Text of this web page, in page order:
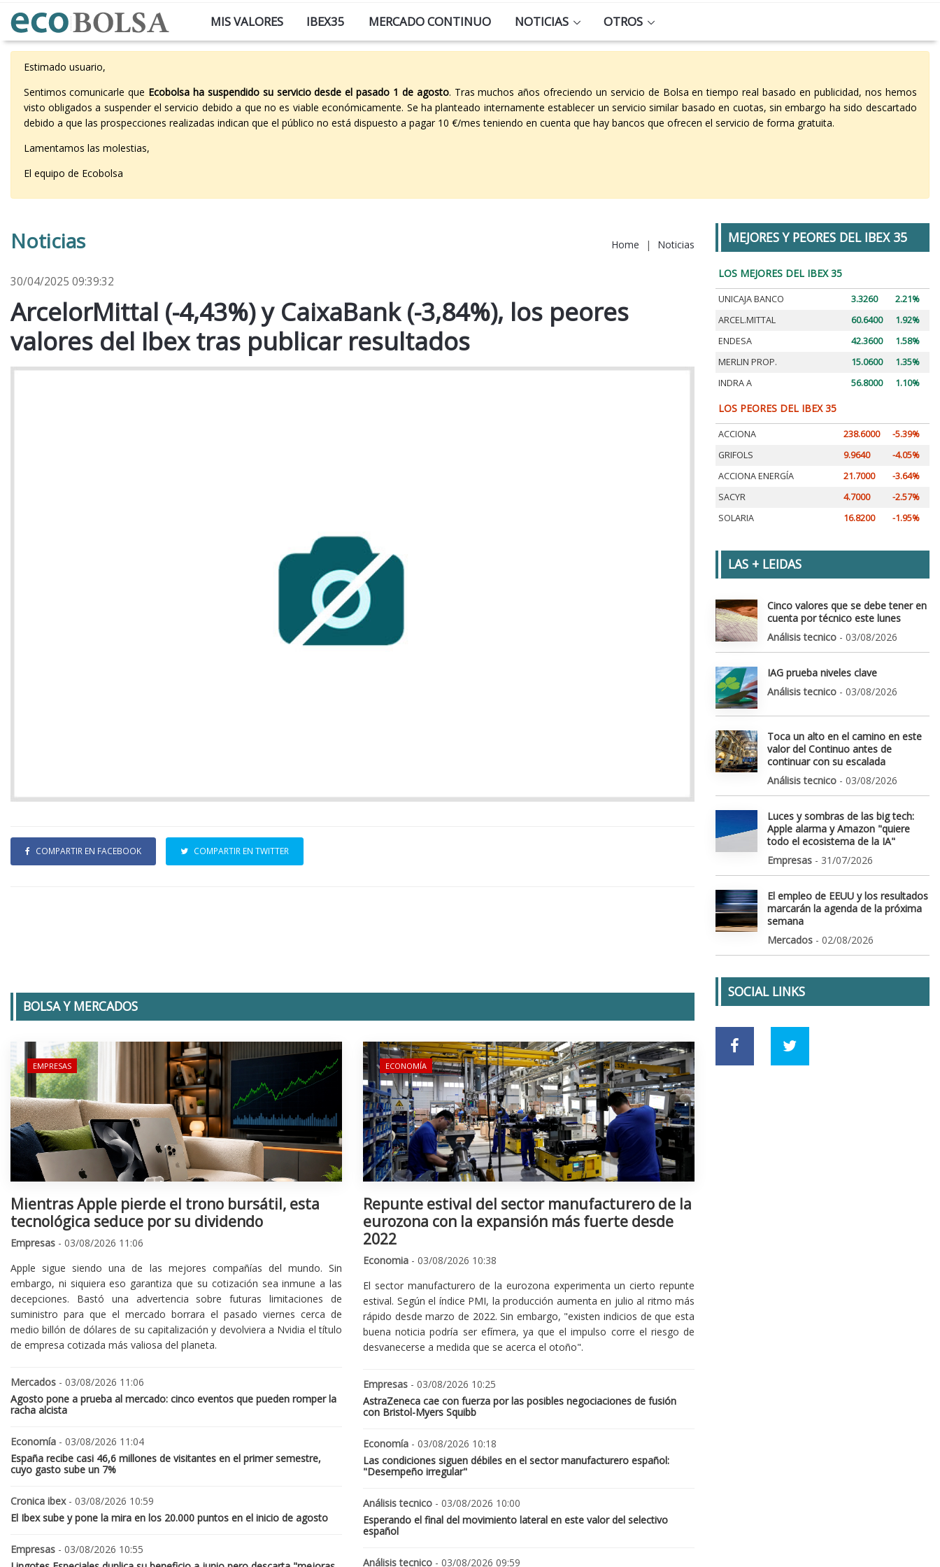
MIS VALORES IBEX35 MERCADO CONTINUO NOTICIAS OTROS
Estimado usuario,
Sentimos comunicarle que Ecobolsa ha suspendido su servicio desde el pasado 1 de agosto. Tras muchos años ofreciendo un servicio de Bolsa en tiempo real basado en publicidad, nos hemos
visto obligados a suspender el servicio debido a que no es viable económicamente. Se ha planteado internamente establecer un servicio similar basado en cuotas, sin embargo ha sido descartado
debido a que las prospecciones realizadas indican que el público no está dispuesto a pagar 10 €/mes teniendo en cuenta que hay bancos que ofrecen el servicio de forma gratuita.
Lamentamos las molestias,
El equipo de Ecobolsa
Noticias Home | Noticias
30/04/2025 09:39:32
ArcelorMittal (-4,43%) y CaixaBank (-3,84%), los peores
valores del Ibex tras publicar resultados
COMPARTIR EN FACEBOOK COMPARTIR EN TWITTER
BOLSA Y MERCADOS
EMPRESAS
Mientras Apple pierde el trono bursátil, esta
tecnológica seduce por su dividendo
Empresas - 03/08/2026 11:06
Apple sigue siendo una de las mejores compañías del mundo. Sin
embargo, ni siquiera eso garantiza que su cotización sea inmune a las
decepciones. Bastó una advertencia sobre futuras limitaciones de
suministro para que el mercado borrara el pasado viernes cerca de
medio billón de dólares de su capitalización y devolviera a Nvidia el título
de empresa cotizada más valiosa del planeta.
Mercados - 03/08/2026 11:06
Agosto pone a prueba al mercado: cinco eventos que pueden romper la
racha alcista
Economía - 03/08/2026 11:04
España recibe casi 46,6 millones de visitantes en el primer semestre,
cuyo gasto sube un 7%
Cronica ibex- 03/08/2026 10:59
El Ibex sube y pone la mira en los 20.000 puntos en el inicio de agosto
Empresas - 03/08/2026 10:55
ECONOMÍA
Repunte estival del sector manufacturero de la
eurozona con la expansión más fuerte desde
2022
Economia - 03/08/2026 10:38
El sector manufacturero de la eurozona experimenta un cierto repunte
estival. Según el índice PMI, la producción aumenta en julio al ritmo más
rápido desde marzo de 2022. Sin embargo, "existen indicios de que esta
buena noticia podría ser efímera, ya que el impulso corre el riesgo de
desvanecerse a medida que se acerca el otoño".
Empresas - 03/08/2026 10:25
AstraZeneca cae con fuerza por las posibles negociaciones de fusión
con Bristol-Myers Squibb
Economía - 03/08/2026 10:18
Las condiciones siguen débiles en el sector manufacturero español:
"Desempeño irregular"
Análisis tecnico - 03/08/2026 10:00
Esperando el final del movimiento lateral en este valor del selectivo
español
Análisis tecnico - 03/08/2026 09:59
MEJORES Y PEORES DEL IBEX 35
LOS MEJORES DEL IBEX 35
UNICAJA BANCO 3.3260
2.21%
ARCEL.MITTAL
60.6400
1.92%
ENDESA
42.3600
1.58%
MERLIN PROP.
15.0600
1.35%
INDRA A
56.8000 1.10%
LOS PEORES DEL IBEX 35
ACCIONA 238.6000
-5.39%
GRIFOLS
9.9640
-4.05%
ACCIONA ENERGÍA
21.7000
-3.64%
SACYR
4.7000
-2.57%
SOLARIA
16.8200 -1.95%
LAS + LEIDAS
Cinco valores que se debe tener en
cuenta por técnico este lunes
Análisis tecnico - 03/08/2026
IAG prueba niveles clave
Análisis tecnico - 03/08/2026
Toca un alto en el camino en este
valor del Continuo antes de
continuar con su escalada
Análisis tecnico - 03/08/2026
Luces y sombras de las big tech:
Apple alarma y Amazon "quiere
todo el ecosistema de la IA"
Empresas - 31/07/2026
El empleo de EEUU y los resultados
marcarán la agenda de la próxima
semana
Mercados - 02/08/2026
SOCIAL LINKS